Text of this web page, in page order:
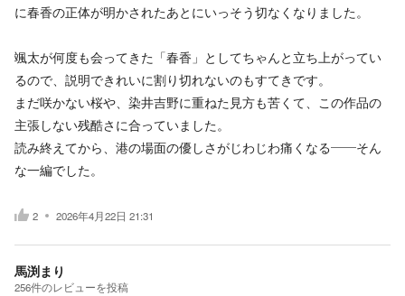
に春香の正体が明かされたあとにいっそう切なくなりました。
颯太が何度も会ってきた「春香」としてちゃんと立ち上がってい
るので、説明できれいに割り切れないのもすてきです。
まだ咲かない桜や、染井吉野に重ねた見方も苦くて、この作品の
主張しない残酷さに合っていました。
読み終えてから、港の場面の優しさがじわじわ痛くなる――そん
な一編でした。
2 2026年4月22日 21:31
馬渕まり
256件のレビューを投稿